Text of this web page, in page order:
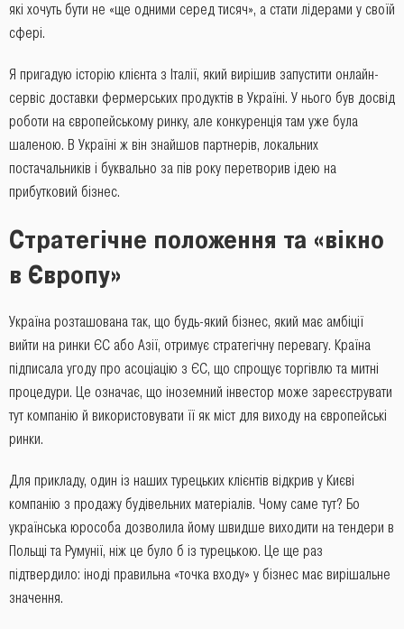
які хочуть бути не «ще одними серед тисяч», а стати лідерами у своїй
сфері.
Я пригадую історію клієнта з Італії, який вирішив запустити онлайн-
сервіс доставки фермерських продуктів в Україні. У нього був досвід
роботи на європейському ринку, але конкуренція там уже була
шаленою. В Україні ж він знайшов партнерів, локальних
постачальників і буквально за пів року перетворив ідею на
прибутковий бізнес.
Стратегічне положення та «вікно
в Європу»
Україна розташована так, що будь-який бізнес, який має амбіції
вийти на ринки ЄС або Азії, отримує стратегічну перевагу. Країна
підписала угоду про асоціацію з ЄС, що спрощує торгівлю та митні
процедури. Це означає, що іноземний інвестор може зареєструвати
тут компанію й використовувати її як міст для виходу на європейські
ринки.
Для прикладу, один із наших турецьких клієнтів відкрив у Києві
компанію з продажу будівельних матеріалів. Чому саме тут? Бо
українська юрособа дозволила йому швидше виходити на тендери в
Польщі та Румунії, ніж це було б із турецькою. Це ще раз
підтвердило: іноді правильна «точка входу» у бізнес має вирішальне
значення.